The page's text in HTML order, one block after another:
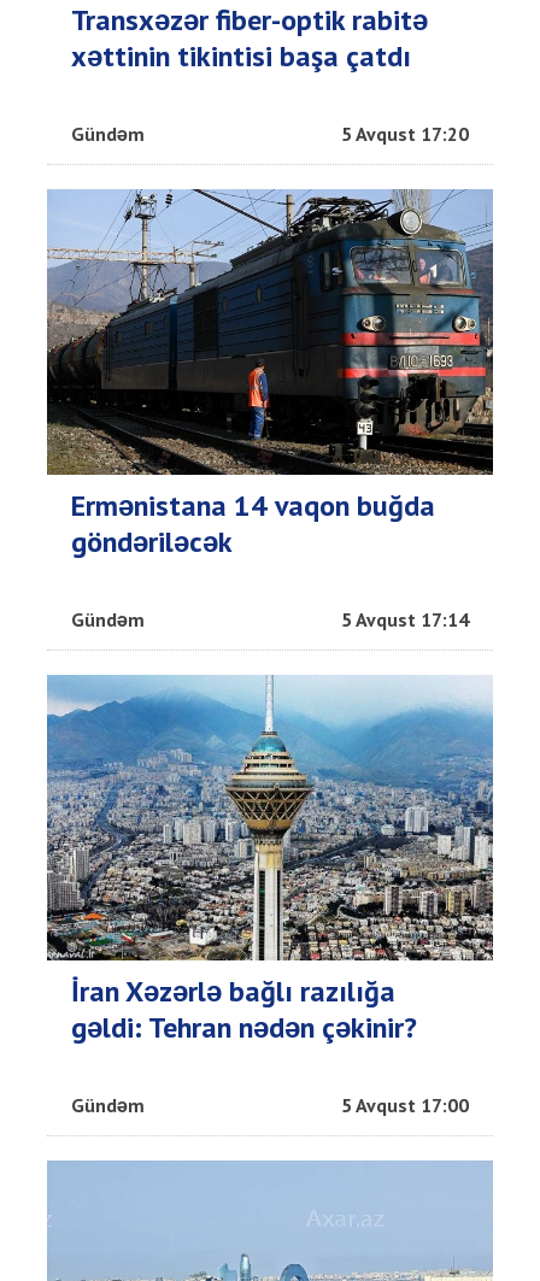
Transxəzər fiber-optik rabitə
xəttinin tikintisi başa çatdı
Gündəm 5 Avqust 17:20
Ermənistana 14 vaqon buğda
göndəriləcək
Gündəm 5 Avqust 17:14
İran Xəzərlə bağlı razılığa
gəldi: Tehran nədən çəkinir?
Gündəm 5 Avqust 17:00